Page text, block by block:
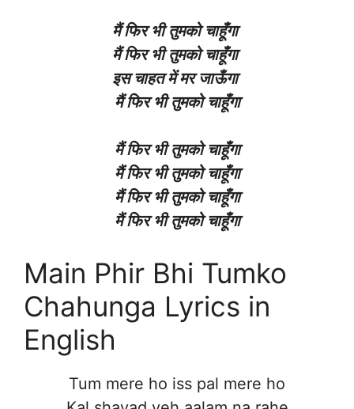
मैं फिर भी तुमको चाहूँगा
मैं फिर भी तुमको चाहूँगा
इस चाहत में मर जाऊँगा
मैं फिर भी तुमको चाहूँगा
मैं फिर भी तुमको चाहूँगा
मैं फिर भी तुमको चाहूँगा
मैं फिर भी तुमको चाहूँगा
मैं फिर भी तुमको चाहूँगा
Main Phir Bhi Tumko
Chahunga Lyrics in
English
Tum mere ho iss pal mere ho